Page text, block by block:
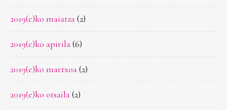
2019(e)ko maiatza(2)
2019(e)ko apirila(6)
2019(e)ko martxoa(2)
2019(e)ko otsaila(2)